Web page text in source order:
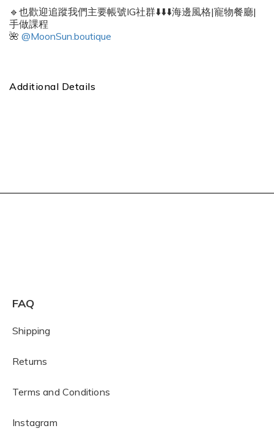
🔹也歡迎追蹤我們主要帳號IG社群⬇️⬇️⬇️海邊風格|寵物餐廳|
手做課程
🌺 @MoonSun.boutique
Additional Details
FAQ
Shipping
Returns
Terms and Conditions
Instagram